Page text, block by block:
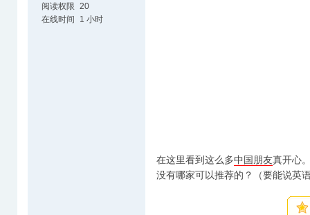
阅读权限 20
在线时间
1 小时
在这里看到这么多中国 朋友真开心
没有哪家可以推荐的？（要能说英